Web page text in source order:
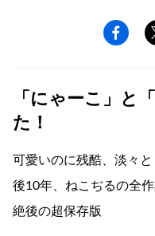
「にゃーこ」と
た！
可愛いのに残酷、淡々
後10年、ねこぢるの全
絶後の超保存版